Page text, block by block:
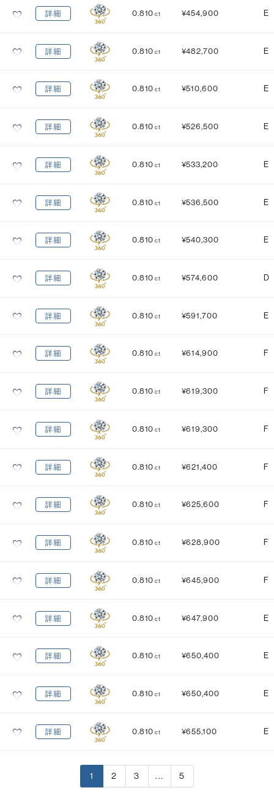
Excellent 3EX H&C EX 3EX H&C
鑑定機関
研磨状態
EXCELLENT
EXCELLENT
NONE
FAINT
詳細 0.810 ct ¥454,900 E
詳細 0.810 ct ¥482,700 E
詳細 0.810 ct ¥510,600 E
詳細 0.810 ct ¥526,500 E
詳細 0.810 ct ¥533,200 E
詳細 0.810 ct ¥536,500 E
詳細 0.810 ct ¥540,300 E
詳細 0.810 ct ¥574,600 D
詳細 0.810 ct ¥591,700 E
詳細 0.810 ct ¥614,900 F
詳細 0.810 ct ¥619,300 F
詳細 0.810 ct ¥619,300 F
詳細 0.810 ct ¥621,400 F
詳細 0.810 ct ¥625,600 F
詳細 0.810 ct ¥628,900 F
詳細 0.810 ct ¥645,900 F
詳細 0.810 ct ¥647,900 E
詳細 0.810 ct ¥650,400 E
詳細 0.810 ct ¥650,400 E
詳細 0.810 ct ¥655,100 E
1 2 3 ... 5